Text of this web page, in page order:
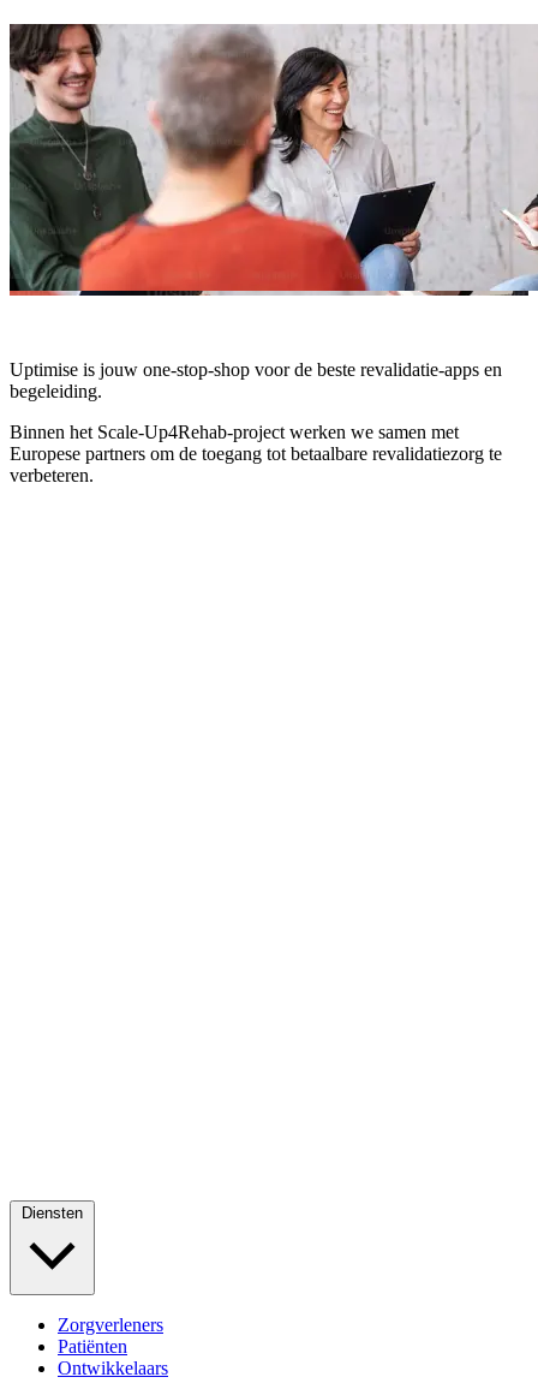
Uptimise is jouw one-stop-shop voor de beste revalidatie-apps en
begeleiding.
Binnen het Scale-Up4Rehab-project werken we samen met
Europese partners om de toegang tot betaalbare revalidatiezorg te
verbeteren.
Zorgverleners
Patiënten
Ontwikkelaars